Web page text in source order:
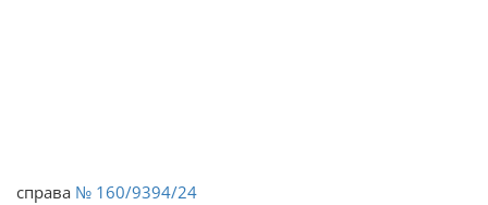
справа № 160/9394/24